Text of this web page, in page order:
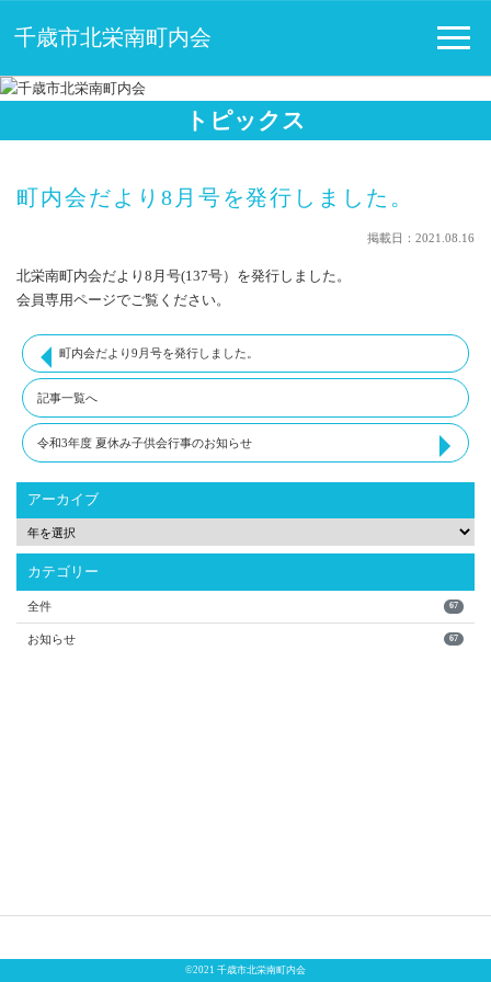
千歳市北栄南町内会
トピックス
町内会だより8月号を発行しました。
掲載日：2021.08.16
北栄南町内会だより8月号(137号）を発行しました。
会員専用ページでご覧ください。
町内会だより9月号を発行しました。
記事一覧へ
令和3年度 夏休み子供会行事のお知らせ
アーカイブ
カテゴリー
全件 67
お知らせ 67
©2021 千歳市北栄南町内会